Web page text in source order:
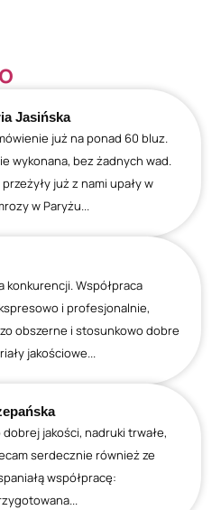
Jasińska
już na ponad 60 bluz.
wykonana, bez żadnych wad.
już z nami upały w
w Paryżu...
konkurencji. Współpraca
i profesjonalnie,
obszerne i stosunkowo dobre
jakościowe...
jakości, nadruki trwałe,
serdecznie również ze
współpracę: